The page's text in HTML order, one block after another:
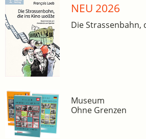
NEU 2026
Die Strassenbahn,
Museum
Ohne Grenzen